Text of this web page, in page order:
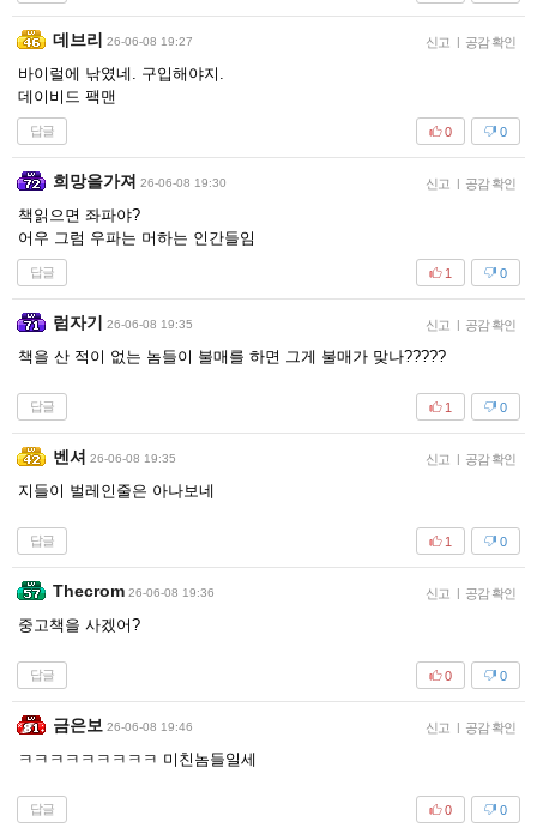
데브리 26-06-08 19:27 신고 | 공감 확인
바이럴에 낚였네. 구입해야지.
데이비드 팩맨
답글 0
0
희망을가져 26-06-08 19:30 신고 | 공감 확인
책읽으면 좌파야?
어우 그럼 우파는 머하는 인간들임
답글 0
1
럼자기 26-06-08 19:35 신고 | 공감 확인
책을 산 적이 없는 놈들이 불매를 하면 그게 불매가 맞나?????
답글 0
1
벤셔 26-06-08 19:35 신고 | 공감 확인
지들이 벌레인줄은 아나보네
답글 0
1
Thecrom 26-06-08 19:36 신고 | 공감 확인
중고책을 사겠어?
답글 0
0
금은보 26-06-08 19:46 신고 | 공감 확인
ㅋㅋㅋㅋㅋㅋㅋㅋㅋ 미친놈들일세
답글 0
0